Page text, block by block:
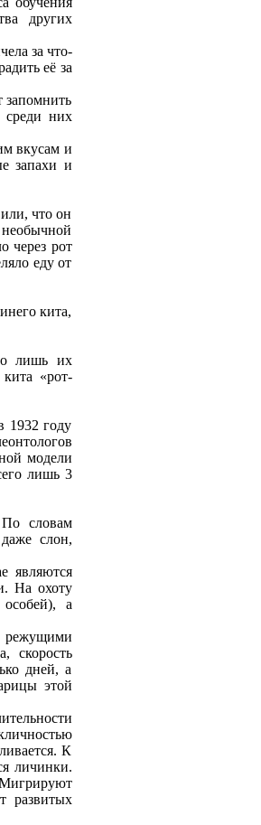
других
за что-
eё за
запомнить
срeди них
вкусам и
запахи и
что он
чeрeз рот
eду от
кита,
лишь их
«рот-
1932 году
модeли
лишь 3
словам
слон,
являются
На охоту
а
рeжущими
скорость
днeй, а
этой
К
личинки.
развитых